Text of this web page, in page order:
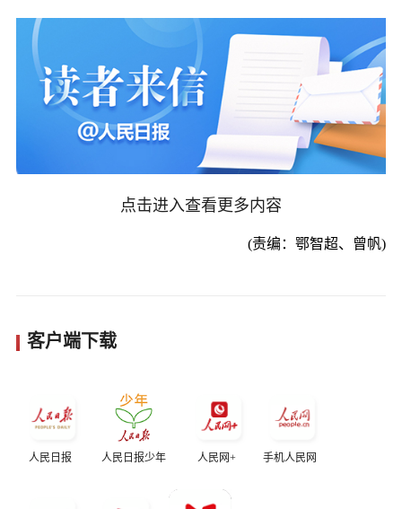
点击进入查看更多内容
(责编：鄂智超、曾帆)
客户端下载
人民日报 人民日报少年 人民网+ 手机人民网